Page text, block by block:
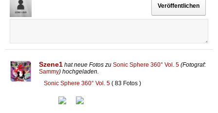
Szene1 hat neue Fotos zu Sonic Sphere 360° Vol. 5 (Fotograf:
Sammy) hochgeladen.
Sonic Sphere 360° Vol. 5 ( 83 Fotos )